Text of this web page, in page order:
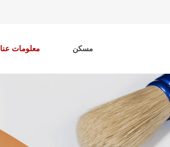
مسكن معلومات عنا